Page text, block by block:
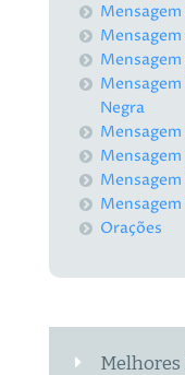
Negra
Orações
Melhores